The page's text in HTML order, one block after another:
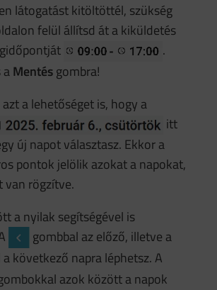
látogatást kitöltöttél, szükség
felül állítsd át a kiküldetés
.
Mentésgombra!
a lehetőséget is, hogy a
itt
új napot választasz. Ekkor a
pontok jelölik azokat a napokat,
van rögzítve.
a nyilak segítségével is
gombbal az előző, illetve a
következő napra léphetsz. A
azok között a napok